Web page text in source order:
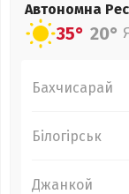
Автономна
35° 20°
Бахчисарай
Білогірськ
Джанкой